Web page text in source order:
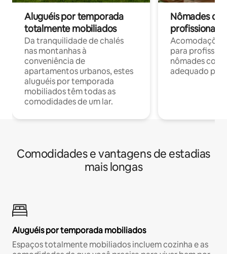
Aluguéis por temporada
totalmente mobiliados
Da tranquilidade de chalés
nas montanhas à
conveniência de
apartamentos urbanos, estes
aluguéis por temporada
mobiliados têm todas as
comodidades de um lar.
Nômades
profissionais
para
nômades com
adequado
Comodidades e vantagens de estadias
mais longas
Aluguéis por temporada mobiliados
Espaços totalmente mobiliados incluem cozinha e as